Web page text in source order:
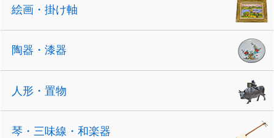
絵画・掛け軸
陶器・漆器
人形・置物
琴・三味線・和楽器